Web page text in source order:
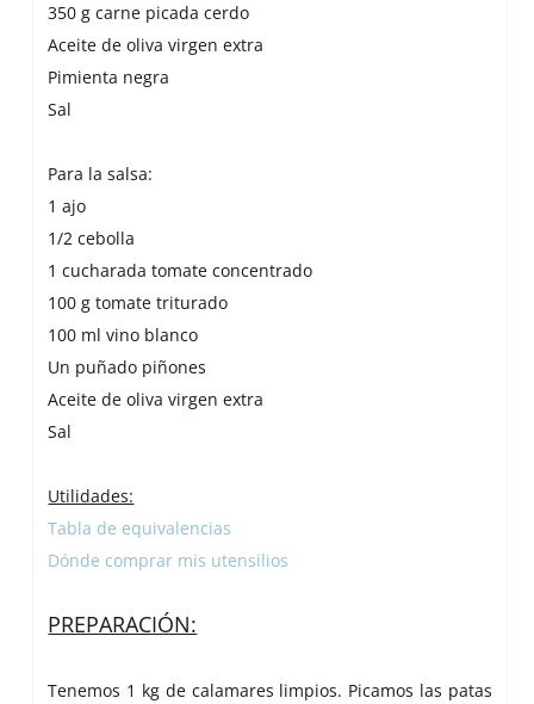
350 g carne picada cerdo
Aceite de oliva virgen extra
Pimienta negra
Sal
Para la salsa:
1 ajo
1/2 cebolla
1 cucharada tomate concentrado
100 g tomate triturado
100 ml vino blanco
Un puñado piñones
Aceite de oliva virgen extra
Sal
Utilidades:
Tabla de equivalencias
Dónde comprar mis utensilios
PREPARACIÓN:
Tenemos 1 kg de calamares limpios. Picamos las patas